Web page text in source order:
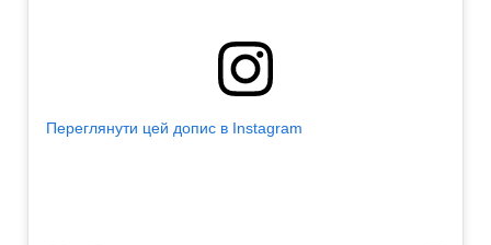
Переглянути цей допис в Instagram